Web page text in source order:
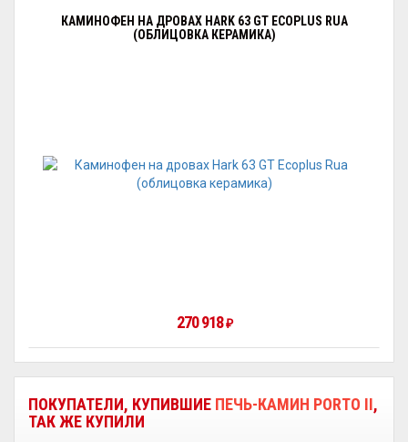
КАМИНОФЕН НА ДРОВАХ HARK 63 GT ECOPLUS RUA
(ОБЛИЦОВКА КЕРАМИКА)
270 918₽
ПОКУПАТЕЛИ, КУПИВШИЕ ПЕЧЬ-КАМИН PORTO II,
ТАК ЖЕ КУПИЛИ